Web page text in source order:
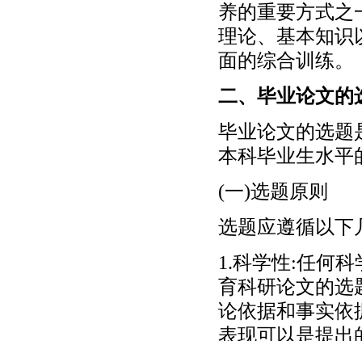
养的重要方式之
理论、基本知识
面的综合训练。
二、毕业论文的
毕业论文的选题
本科毕业生水平
(一)选题原则
选题应遵循以下
1.科学性:任何
育科研论文的选
论依据和事实依
表现可以是提出